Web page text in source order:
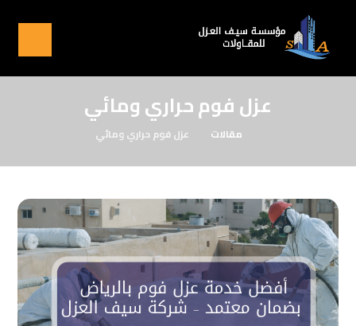
عزل فوم حراري ومائي
مقالات عزل فوم حراري ومائي